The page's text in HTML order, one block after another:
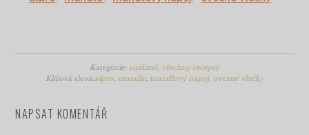
Kategorie: snídaně, všechny recepty
Klíčová slova:alpro, mandle, mandlový nápoj, ovesné vločky
NAPSAT KOMENTÁŘ